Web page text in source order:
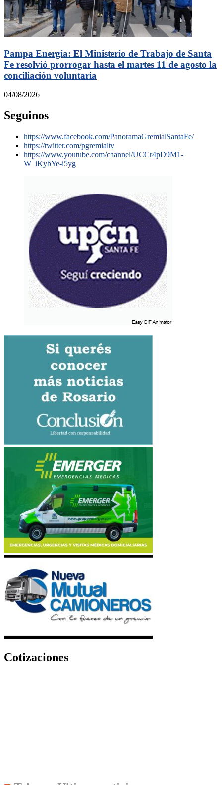
Pampa Energía: El Ministerio de Trabajo de Santa
Fe resolvió prorrogar hasta el martes 11 de agosto la
conciliación voluntaria
04/08/2026
Seguinos
https://www.facebook.com/PanoramaGremialSantaFe/
https://twitter.com/pgremialtv
https://www.youtube.com/channel/UCCr4pD9M1-
W_iKybYe-i5yg
Cotizaciones